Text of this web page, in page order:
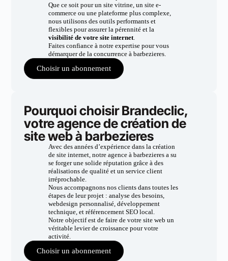
Que ce soit pour un site vitrine, un site e-
commerce ou une plateforme plus complexe,
nous utilisons des outils performants et
flexibles pour assurer la pérennité et la
visibilité de votre site internet.
Faites confiance à notre expertise pour vous
démarquer de la concurrence à barbezieres.
Choisir un abonnement
Pourquoi choisir Brandeclic,
votre agence de création de
site web à barbezieres
Avec des années d’expérience dans la création
de site internet, notre agence à barbezieres a su
se forger une solide réputation grâce à des
réalisations de qualité et un service client
irréprochable.
Nous accompagnons nos clients dans toutes les
étapes de leur projet : analyse des besoins,
webdesign personnalisé, développement
technique, et référencement SEO local.
Notre objectif est de faire de votre site web un
véritable levier de croissance pour votre
activité.
Choisir un abonnement